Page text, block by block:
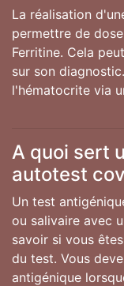
La réalisation
permettre de
Ferritine. Cela
sur son
l'hématocrite via
A quoi sert
autotest
Un test
ou salivaire avec
savoir si vous
du test. Vous
antigénique